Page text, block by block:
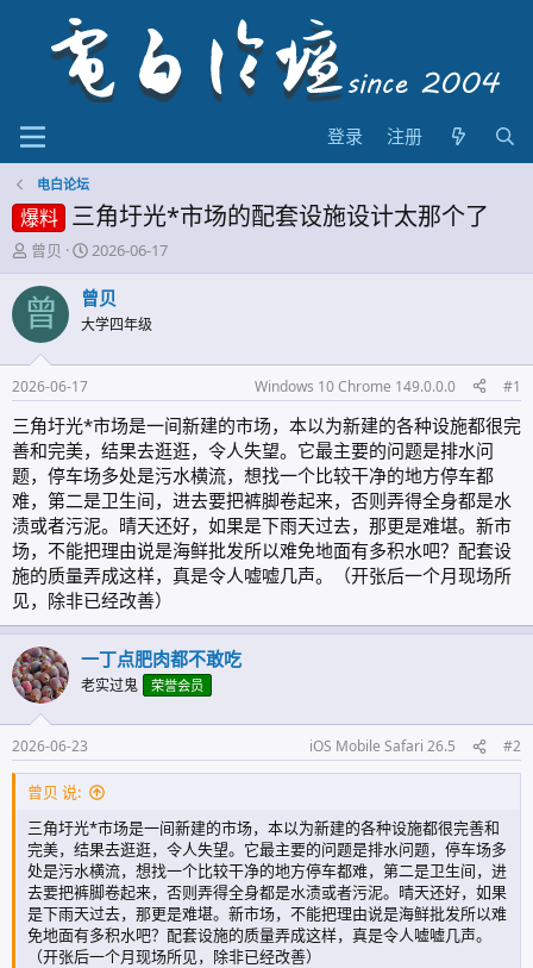
登录 注册
电白论坛
爆料 三角圩光*市场的配套设施设计太那个了
主
题
发
起
人
曾贝
开
始
时
间
2026-06-17
曾 曾贝
大学四年级
2026-06-17 Windows 10 Chrome 149.0.0.0 #1
三角圩光*市场是一间新建的市场，本以为新建的各种设施都很完
善和完美，结果去逛逛，令人失望。它最主要的问题是排水问
题，停车场多处是污水横流，想找一个比较干净的地方停车都
难，第二是卫生间，进去要把裤脚卷起来，否则弄得全身都是水
渍或者污泥。晴天还好，如果是下雨天过去，那更是难堪。新市
场，不能把理由说是海鲜批发所以难免地面有多积水吧？配套设
施的质量弄成这样，真是令人嘘嘘几声。（开张后一个月现场所
见，除非已经改善）
一丁点肥肉都不敢吃
老实过鬼 荣誉会员
2026-06-23 iOS Mobile Safari 26.5 #2
曾贝 说:
三角圩光*市场是一间新建的市场，本以为新建的各种设施都很完善和
完美，结果去逛逛，令人失望。它最主要的问题是排水问题，停车场多
处是污水横流，想找一个比较干净的地方停车都难，第二是卫生间，进
去要把裤脚卷起来，否则弄得全身都是水渍或者污泥。晴天还好，如果
是下雨天过去，那更是难堪。新市场，不能把理由说是海鲜批发所以难
免地面有多积水吧？配套设施的质量弄成这样，真是令人嘘嘘几声。
（开张后一个月现场所见，除非已经改善）